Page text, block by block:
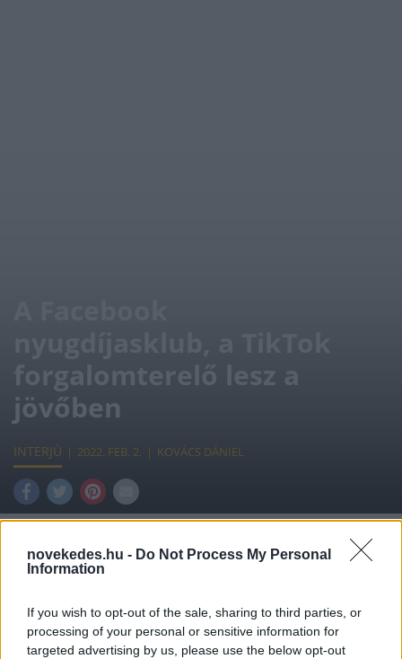
novekedes.hu - Do Not Process My Personal
Information
If you wish to opt-out of the sale, sharing to third parties, or
processing of your personal or sensitive information for
targeted advertising by us, please use the below opt-out
forgalomterelő lesz a
jövőben
INTERJÚ 2022. FEB. 2. KOVÁCS DÁNIEL
többször kapja meg az oldschool jelzőt, a
fiatalok más platformokat kerestek. Most